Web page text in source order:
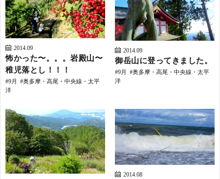
2014.09
怖かった〜。。。岩殿山〜
稚児落とし！！！
9月
奥多摩・高尾・中央線・太平
洋
2014.09
御岳山に登ってきました。
9月
奥多摩・高尾・中央線・太平
洋
2014.08